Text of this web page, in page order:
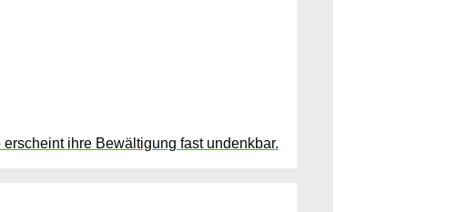
ihre Bewältigung fast undenkbar.